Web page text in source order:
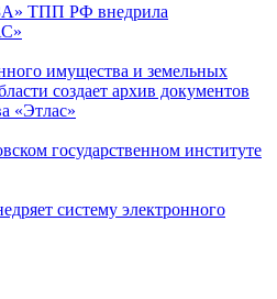
ТПП РФ внедрила
имущества и земельных
создает архив документов
«Этлас»
государственном институте
систему электронного